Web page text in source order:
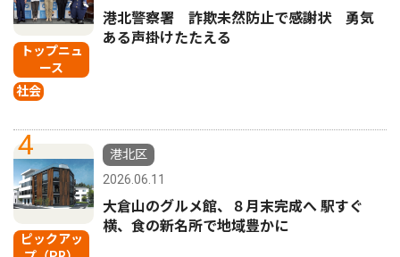
トップニュ
ース
社会
港北警察署 詐欺未然防止で感謝状 勇気
ある声掛けたたえる
4
ピックアッ
港北区
2026.06.11
大倉山のグルメ館、８月末完成へ 駅すぐ
横、食の新名所で地域豊かに